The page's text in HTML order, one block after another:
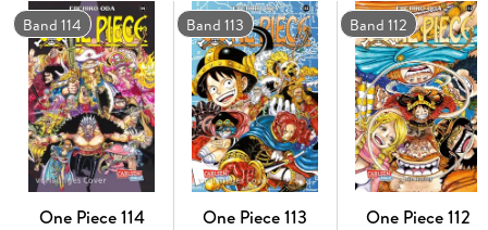
verheerenden Erdbeben erschüttert! !
Für Fans von Naruto, Dragon Ball, My Hero Academia und
Fairy Tail!
Weitere Infos:
- Anime-Serie bei Crunchyroll und Wakanim
- bisher 13 Anime-Kinofilme
- DVD/BD bei Kazé
- Live-Action-Netflixserie geplant
- diverse Videospiele
Band 114
One Piece 114
Band 113
One Piece 113
Band 112
One Piece 112